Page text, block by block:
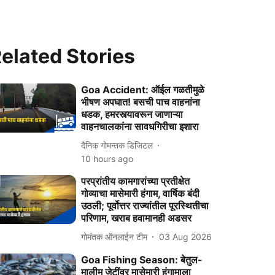
Stories
Goa Accident: ऑईल गळतीमुळे
भीषण अपघात! बसची पाच वाहनांना
धडक, हमरस्त्यावरून जाणाऱ्या
वाहनचालकांना सावधगिरीचा इशारा
दैनिक गोमन्तक डिजिटल
10 hours ago
परप्रांतीय कामगारांच्या प्रतीक्षेत
गोव्याचा मासेमारी हंगाम, वार्षिक बंदी
उठली; पूर्वोत्तर राज्यांतील पूरस्थितीचा
परिणाम, खराब हवामानही अडसर
गोमंतक ऑनलाईन टीम 03 Aug 2026
Goa Fishing Season: बेतुल-
मालीम जेटींवर मासेमारी हंगामाला